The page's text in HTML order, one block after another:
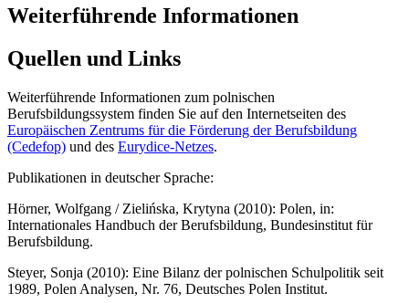
Weiterführende Informationen
Quellen und Links
Weiterführende Informationen zum polnischen
Berufsbildungssystem finden Sie auf den Internetseiten des
Europäischen Zentrums für die Förderung der Berufsbildung
(Cedefop) und des Eurydice-Netzes.
Publikationen in deutscher Sprache:
Hörner, Wolfgang / Zielińska, Krytyna (2010): Polen, in:
Internationales Handbuch der Berufsbildung, Bundesinstitut für
Berufsbildung.
Steyer, Sonja (2010): Eine Bilanz der polnischen Schulpolitik seit
1989, Polen Analysen, Nr. 76, Deutsches Polen Institut.